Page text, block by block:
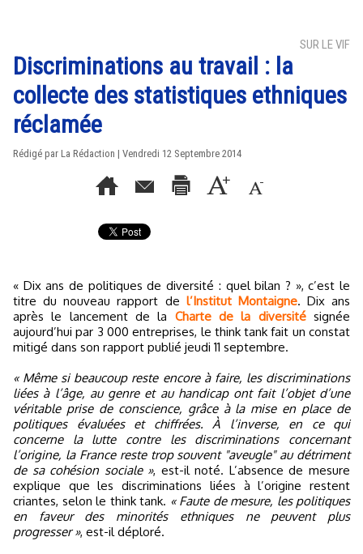
SUR LE VIF
Discriminations au travail : la
collecte des statistiques ethniques
réclamée
Rédigé par La Rédaction | Vendredi 12 Septembre 2014
« Dix ans de politiques de diversité : quel bilan ? », c’est le
titre du nouveau rapport de
l’Institut Montaigne. Dix ans
après le lancement de la Charte de la diversitésignée
aujourd’hui par 3 000 entreprises, le think tank fait un constat
mitigé dans son rapport publié jeudi 11 septembre.
« Même si beaucoup reste encore à faire, les discriminations
liées à l’âge, au genre et au handicap ont fait l’objet d’une
véritable prise de conscience, grâce à la mise en place de
politiques évaluées et chiffrées. À l’inverse, en ce qui
concerne la lutte contre les discriminations concernant
l’origine, la France reste trop souvent "aveugle" au détriment
de sa cohésion sociale », est-il noté. L’absence de mesure
explique que les discriminations liées à l’origine restent
criantes, selon le think tank. « Faute de mesure, les politiques
en faveur des minorités ethniques ne peuvent plus
progresser », est-il déploré.